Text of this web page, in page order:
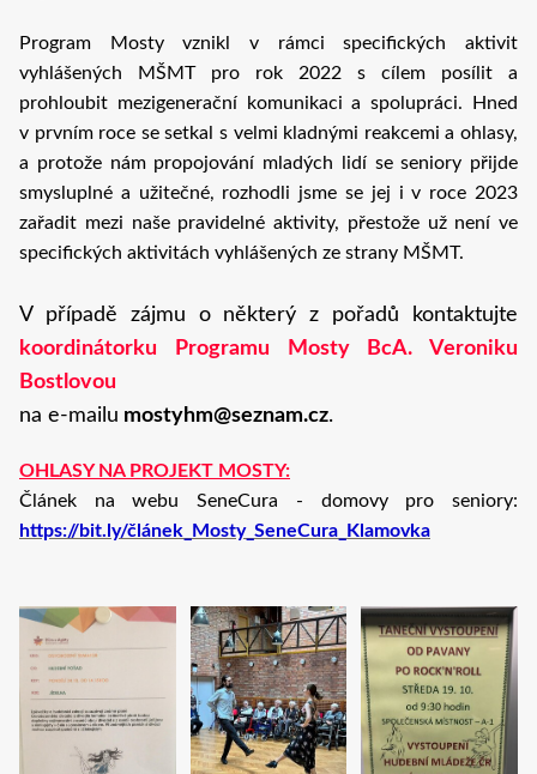
Program Mosty vznikl v rámci specifických aktivit
vyhlášených MŠMT pro rok 2022 s cílem posílit a
prohloubit mezigenerační komunikaci a spolupráci. Hned
v prvním roce se setkal s velmi kladnými reakcemi a ohlasy,
a protože nám propojování mladých lidí se seniory přijde
smysluplné a užitečné, rozhodli jsme se jej i v roce 2023
zařadit mezi naše pravidelné aktivity, přestože už není ve
specifických aktivitách vyhlášených ze strany MŠMT.
V případě zájmu o některý z pořadů kontaktujte
koordinátorku Programu Mosty BcA. Veroniku
Bostlovou
na e-mailu mostyhm@seznam.cz.
OHLASY NA PROJEKT MOSTY:
Článek na webu SeneCura - domovy pro seniory:
https://bit.ly/článek_Mosty_SeneCura_Klamovka